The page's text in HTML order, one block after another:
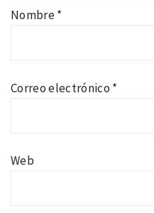
Nombre*
Correo electrónico *
Web